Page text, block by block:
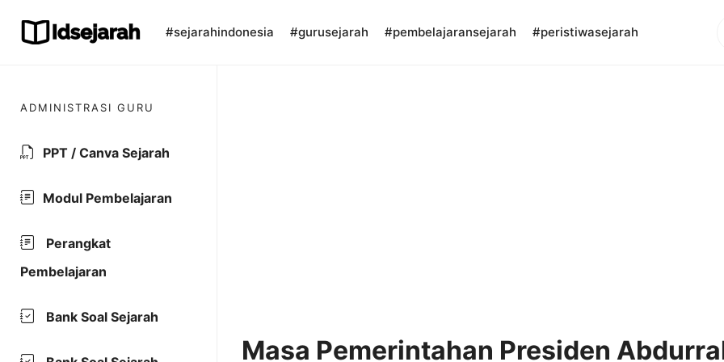
content
#sejarahindonesia #gurusejarah #pembelajaransejarah #peristiwasejarah
Masa Pemerintahan Presiden
ADMINISTRASI GURU
PPT / Canva Sejarah
Modul Pembelajaran
Perangkat
Pembelajaran
Bank Soal Sejarah